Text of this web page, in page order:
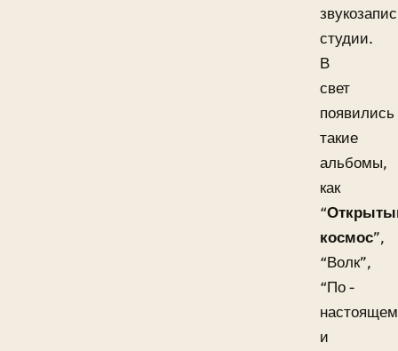
студии.
В
свет
появились
такие
альбомы,
как
“
космос”,
“Волк”,
“По -
и